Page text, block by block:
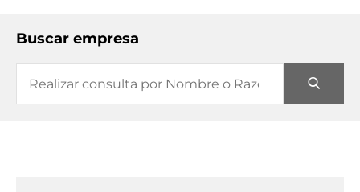
Buscar empresa